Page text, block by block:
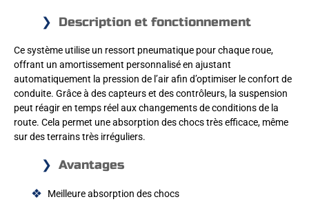
Description et fonctionnement
Ce système utilise un ressort pneumatique pour chaque roue,
offrant un amortissement personnalisé en ajustant
automatiquement la pression de l’air afin d’optimiser le confort de
conduite. Grâce à des capteurs et des contrôleurs, la suspension
peut réagir en temps réel aux changements de conditions de la
route. Cela permet une absorption des chocs très efficace, même
sur des terrains très irréguliers.
Avantages
Meilleure absorption des chocs